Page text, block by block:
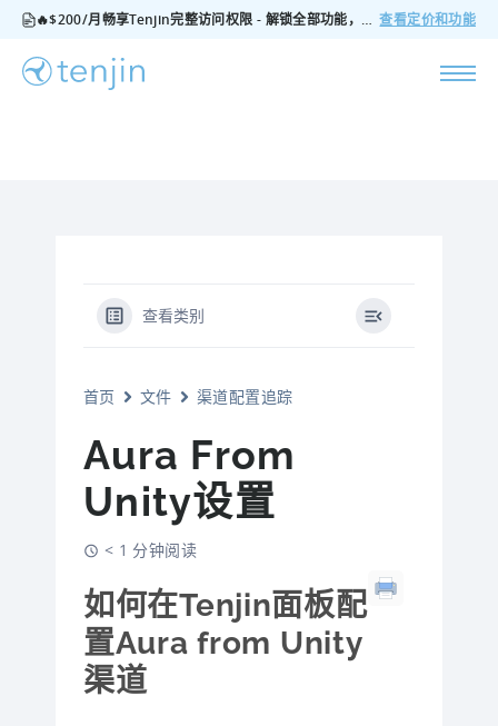
🔥$200/月畅享Tenjin完整访问权限 - 解锁全部功能，无隐藏费用，随时可取消 查看定价和功能
查看类别
首页 文件 渠道配置追踪
Aura From
Unity设置
< 1 分钟阅读
如何在Tenjin面板配
置Aura from Unity
渠道